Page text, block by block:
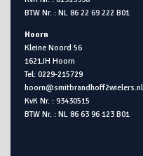
BTW Nr. : NL 86 22 69 222 B01
Hoorn
Kleine Noord 56
1621JH Hoorn
Tel: 0229-215729
hoorn@smitbrandhoff2wielers.nl
KvK Nr. : 93430515
BTW Nr. : NL 86 63 96 123 B01